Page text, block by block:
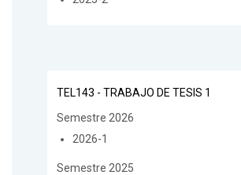
TEL143 - TRABAJO DE TESIS 1
Semestre 2026
2026-1
Semestre 2025